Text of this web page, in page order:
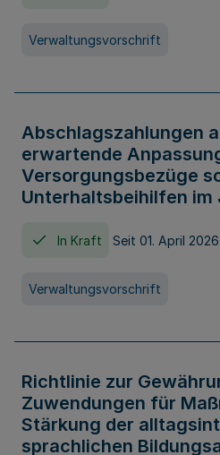
Verwaltungsvorschrift
Abschlagszahlungen
erwartende
Versorgungsbezüge
Unterhaltsbeihilfen im
In Kraft Seit 01. April 2026
Verwaltungsvorschrift
Richtlinie zur
Zuwendungen für
Stärkung der
sprachlichen